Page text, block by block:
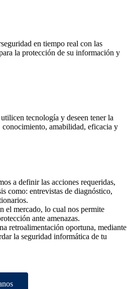
en tiempo real con las
la protección de su información y
tecnología y deseen tener la
conocimiento, amabilidad, eficacia y
a definir las acciones requeridas,
como: entrevistas de diagnóstico,
el mercado, lo cual nos permite
ante amenazas.
retroalimentación oportuna, mediante
la seguridad informática de tu